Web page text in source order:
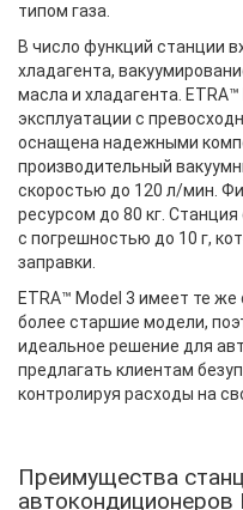
типом газа.
В число функций станции
хладагента,
масла и хладагента.
эксплуатации с
оснащена надежными
производительный
скоростью до 120 л/мин.
ресурсом до 80 кг.
с погрешностью до 10 г,
заправки.
ETRA™ Model 3 имеет те
более старшие модели,
идеальное решение для
предлагать клиентам
контролируя расходы на
Преимущества
автокондиционеров